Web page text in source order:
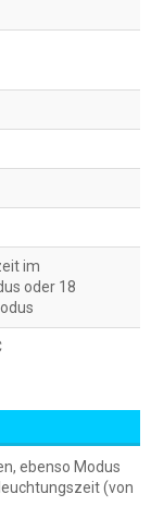
im
oder 18
ebenso Modus
(von